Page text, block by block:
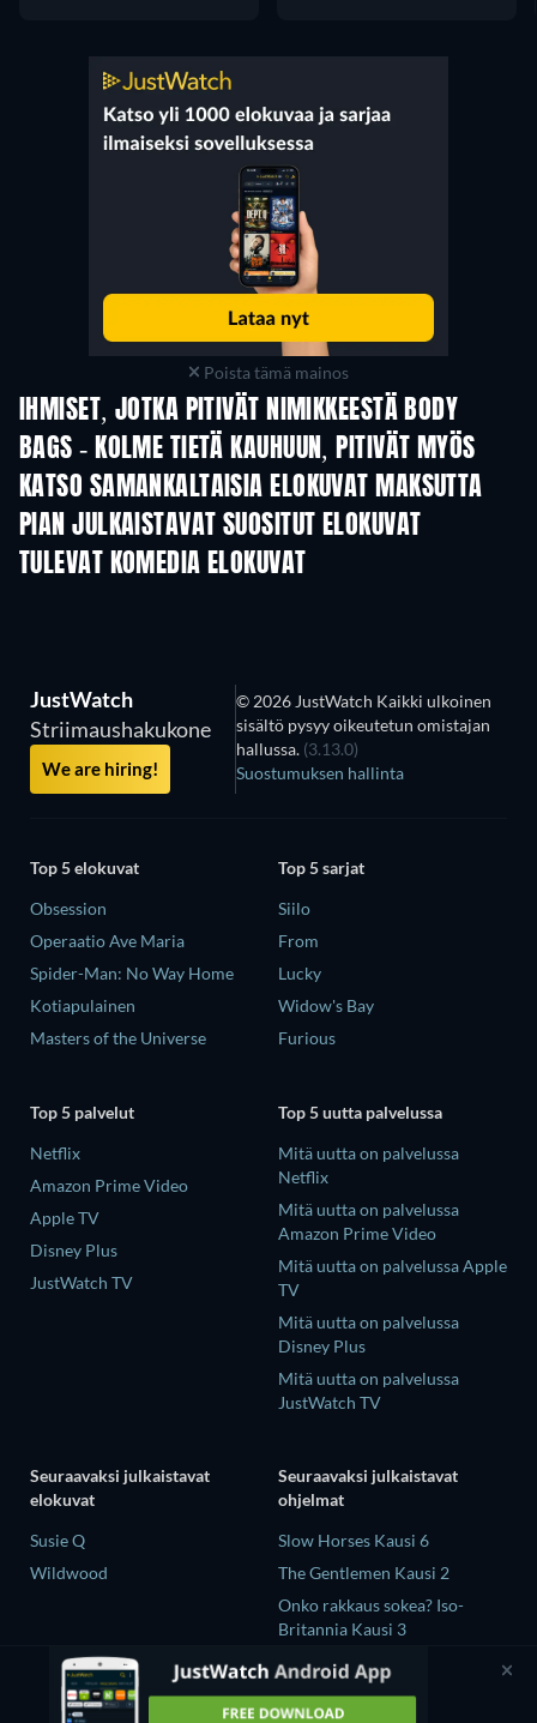
Poista tämä mainos
IHMISET, JOTKA PITIVÄT NIMIKKEESTÄ BODY
BAGS - KOLME TIETÄ KAUHUUN, PITIVÄT MYÖS
KATSO SAMANKALTAISIA ELOKUVAT MAKSUTTA
PIAN JULKAISTAVAT SUOSITUT ELOKUVAT
TULEVAT KOMEDIA ELOKUVAT
JustWatch
Striimaushakukone
We are hiring!
© 2026 JustWatch Kaikki ulkoinen
sisältö pysyy oikeutetun omistajan
hallussa. (3.13.0)
Suostumuksen hallinta
Top 5 elokuvat
Obsession
Operaatio Ave Maria
Spider-Man: No Way Home
Kotiapulainen
Masters of the Universe
Top 5 sarjat
Siilo
From
Lucky
Widow's Bay
Furious
Top 5 palvelut
Netflix
Amazon Prime Video
Apple TV
Disney Plus
JustWatch TV
Top 5 uutta palvelussa
Mitä uutta on palvelussa
Netflix
Mitä uutta on palvelussa
Amazon Prime Video
Mitä uutta on palvelussa Apple
TV
Mitä uutta on palvelussa
Disney Plus
Mitä uutta on palvelussa
JustWatch TV
Seuraavaksi julkaistavat
elokuvat
Susie Q
Wildwood
Seuraavaksi julkaistavat
ohjelmat
Slow Horses Kausi 6
The Gentlemen Kausi 2
Onko rakkaus sokea? Iso-
Britannia Kausi 3
Mourinho Kausi 1
GTO (2026) Kausi 1